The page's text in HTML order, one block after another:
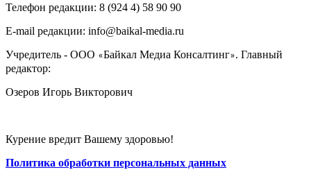
Телефон редакции: ‎‎8 (924 4) 58 90 90
E-mail редакции: info@baikal-media.ru
Учредитель - ООО «Байкал Медиа Консалтинг». Главный
редактор:
Озеров Игорь Викторович
Курение вредит Вашему здоровью!
Политика обработки персональных данных